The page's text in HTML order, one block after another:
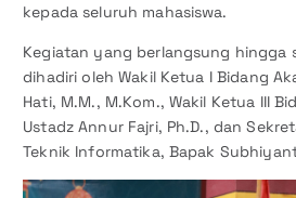
kepada seluruh mahasiswa.
Kegiatan yang berlangsung hingga
dihadiri oleh Wakil Ketua I Bidang
Hati, M.M., M.Kom., Wakil Ketua III
Ustadz Annur Fajri, Ph.D., dan
Teknik Informatika, Bapak